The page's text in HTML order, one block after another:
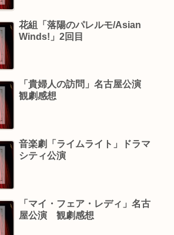
花組「落陽のパレルモ/Asian
Winds!」2回目
「貴婦人の訪問」名古屋公演
観劇感想
音楽劇「ライムライト」ドラマ
シティ公演
「マイ・フェア・レディ」名古
屋公演 観劇感想